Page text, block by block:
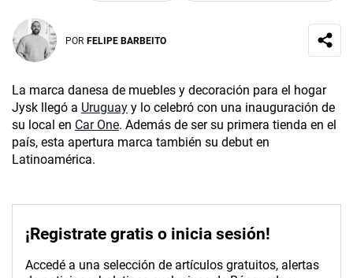
POR FELIPE BARBEITO
La marca danesa de muebles y decoración para el hogar
Jysk llegó a Uruguay y lo celebró con una inauguración de
su local en Car One. Además de ser su primera tienda en el
país, esta apertura marca también su debut en
Latinoamérica.
¡Registrate gratis o inicia sesión!
Accedé a una selección de artículos gratuitos, alertas